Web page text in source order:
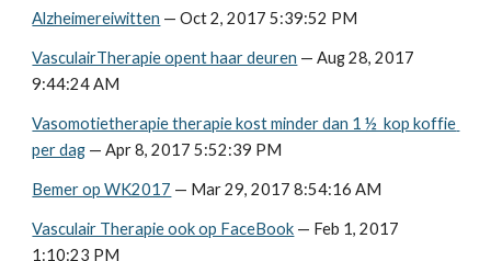
Alzheimereiwitten — Oct 2, 2017 5:39:52 PM
VasculairTherapie opent haar deuren — Aug 28, 2017
9:44:24 AM
Vasomotietherapie therapie kost minder dan 1 ½  kop koffie
per dag — Apr 8, 2017 5:52:39 PM
Bemer op WK2017 — Mar 29, 2017 8:54:16 AM
Vasculair Therapie ook op FaceBook — Feb 1, 2017
1:10:23 PM